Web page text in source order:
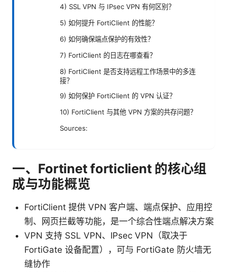
4) SSL VPN 与 IPsec VPN 有何区别？
5) 如何提升 FortiClient 的性能？
6) 如何确保端点保护的有效性？
7) FortiClient 的日志在哪查看？
8) FortiClient 是否支持远程工作场景中的多连
接？
9) 如何保护 FortiClient 的 VPN 认证？
10) FortiClient 与其他 VPN 方案的共存问题？
Sources:
一、Fortinet forticlient 的核心组
成与功能概览
FortiClient 提供 VPN 客户端、端点保护、应用控
制、网页拦截等功能，是一个综合性端点解决方案
VPN 支持 SSL VPN、IPsec VPN（取决于
FortiGate 设备配置），可与 FortiGate 防火墙无
缝协作